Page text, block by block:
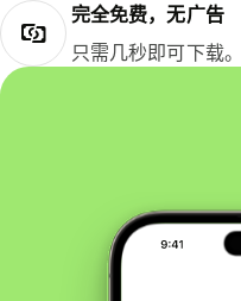
完全免费，无广告
只需几秒即可下载